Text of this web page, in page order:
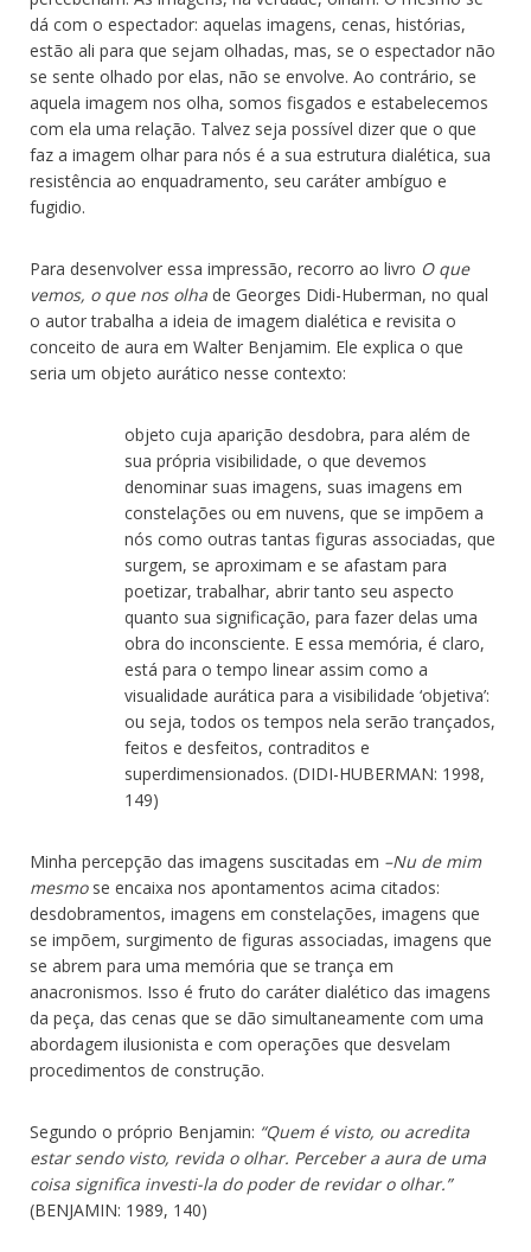
dá com o espectador: aquelas imagens, cenas, histórias,
estão ali para que sejam olhadas, mas, se o espectador não
se sente olhado por elas, não se envolve. Ao contrário, se
aquela imagem nos olha, somos fisgados e estabelecemos
com ela uma relação. Talvez seja possível dizer que o que
faz a imagem olhar para nós é a sua estrutura dialética, sua
resistência ao enquadramento, seu caráter ambíguo e
fugidio.
Para desenvolver essa impressão, recorro ao livro O que
vemos, o que nos olha de Georges Didi-Huberman, no qual
o autor trabalha a ideia de imagem dialética e revisita o
conceito de aura em Walter Benjamim. Ele explica o que
seria um objeto aurático nesse contexto:
objeto cuja aparição desdobra, para além de
sua própria visibilidade, o que devemos
denominar suas imagens, suas imagens em
constelações ou em nuvens, que se impõem a
nós como outras tantas figuras associadas, que
surgem, se aproximam e se afastam para
poetizar, trabalhar, abrir tanto seu aspecto
quanto sua significação, para fazer delas uma
obra do inconsciente. E essa memória, é claro,
está para o tempo linear assim como a
visualidade aurática para a visibilidade ‘objetiva’:
ou seja, todos os tempos nela serão trançados,
feitos e desfeitos, contraditos e
superdimensionados. (DIDI-HUBERMAN: 1998,
149)
Minha percepção das imagens suscitadas em –Nu de mim
mesmose encaixa nos apontamentos acima citados:
desdobramentos, imagens em constelações, imagens que
se impõem, surgimento de figuras associadas, imagens que
se abrem para uma memória que se trança em
anacronismos. Isso é fruto do caráter dialético das imagens
da peça, das cenas que se dão simultaneamente com uma
abordagem ilusionista e com operações que desvelam
procedimentos de construção.
Segundo o próprio Benjamin: “Quem é visto, ou acredita
estar sendo visto, revida o olhar. Perceber a aura de uma
coisa significa investi-la do poder de revidar o olhar.”
(BENJAMIN: 1989, 140)